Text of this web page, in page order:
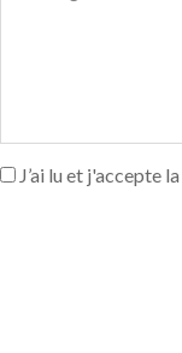
J’ai lu et j'accepte la